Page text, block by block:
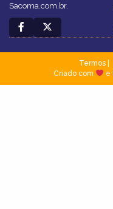
Sacoma.com.br.
Termos
Criado com
e